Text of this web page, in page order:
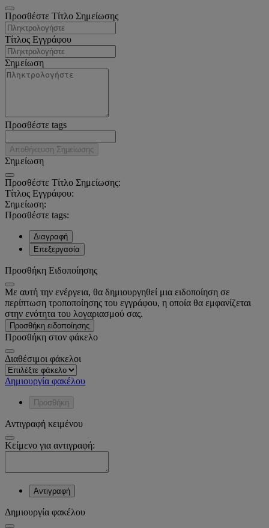
Προσθέστε Τίτλο Σημείωσης
Τίτλος Εγγράφου
Σημείωση
Προσθέστε tags
Αποθήκευση Σημείωσης
Σημείωση
Προσθέστε Τίτλο Σημείωσης:
Τίτλος Εγγράφου:
Σημείωση:
Προσθέστε tags:
Διαγραφή
Επεξεργασία
Προσθήκη Ειδοποίησης
Με αυτή την ενέργεια, θα δημιουργηθεί μια ειδοποίηση σε
περίπτωση τροποποίησης του εγγράφου, η οποία θα εμφανίζεται
στην ενότητα του λογαριασμού σας.
Προσθήκη ειδοποίησης
Προσθήκη στον φάκελο
Διαθέσιμοι φάκελοι
Δημιουργία φακέλου
Προσθήκη
Αντιγραφή κειμένου
Κείμενο για αντιγραφή:
Αντιγραφή
Δημιουργία φακέλου